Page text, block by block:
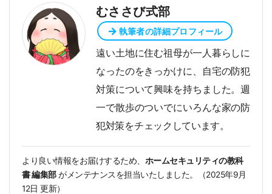
むささび式部
執筆者の詳細プロフィール
遠い土地に住む祖母が一人暮らしに
なったのをきっかけに、自宅の防犯
対策について興味を持ちました。週
一で散歩のついでにいろんな家の防
犯対策をチェックしています。
より良い情報をお届けするため、 ホームセキュリティの教科
書 編集部がメンテナンスを担当いたしました。（2025年9月
12日 更新）